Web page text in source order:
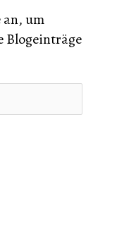
an, um
Blogeinträge